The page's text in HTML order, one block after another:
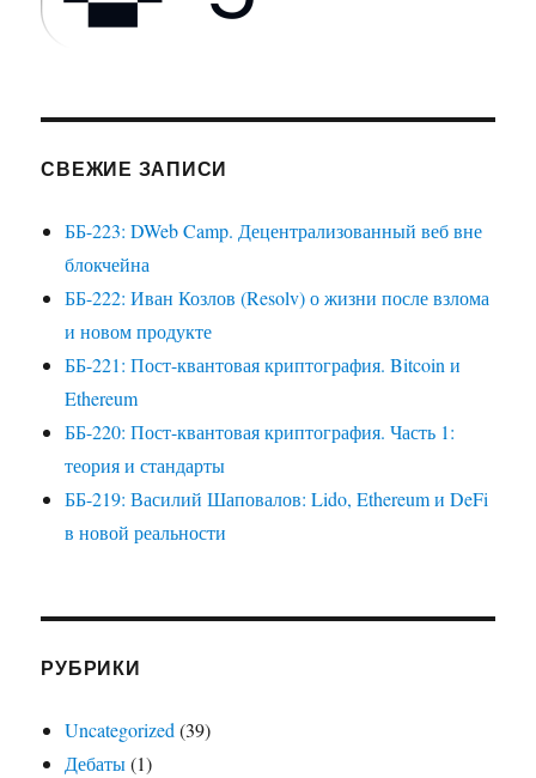
СВЕЖИЕ ЗАПИСИ
ББ-223: DWeb Camp. Децентрализованный веб вне
блокчейна
ББ-222: Иван Козлов (Resolv) о жизни после взлома
и новом продукте
ББ-221: Пост-квантовая криптография. Bitcoin и
Ethereum
ББ-220: Пост-квантовая криптография. Часть 1:
теория и стандарты
ББ-219: Василий Шаповалов: Lido, Ethereum и DeFi
в новой реальности
РУБРИКИ
Uncategorized (39)
Дебаты(1)